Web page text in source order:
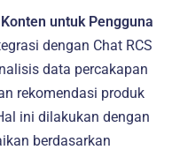
untuk Pengguna
dengan Chat RCS
data percakapan
rekomendasi produk
ini dilakukan dengan
berdasarkan